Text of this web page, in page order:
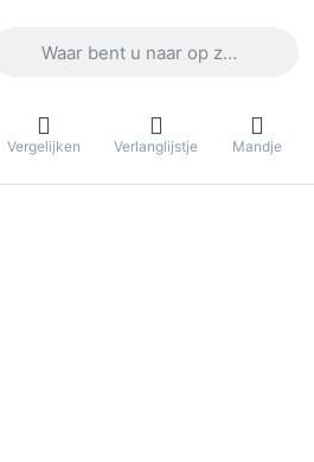
Vergelijken Verlanglijstje Mandje